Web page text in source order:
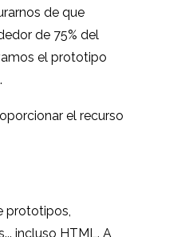
de que
de 75% del
el prototipo
.
el recurso
prototipos,
incluso HTML. A